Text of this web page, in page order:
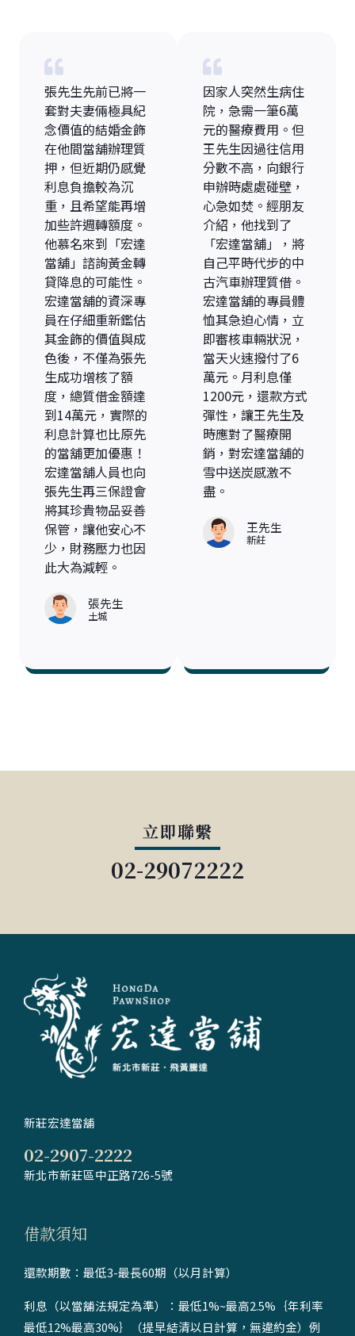
張先生先前已將一
套對夫妻倆極具紀
念價值的結婚金飾
在他間當舖辦理質
押，但近期仍感覺
利息負擔較為沉
重，且希望能再增
加些許週轉額度。
他慕名來到「宏達
當舖」諮詢黃金轉
貸降息的可能性。
宏達當舖的資深專
員在仔細重新鑑估
其金飾的價值與成
色後，不僅為張先
生成功增核了額
度，總質借金額達
到14萬元，實際的
利息計算也比原先
的當舖更加優惠！
宏達當舖人員也向
張先生再三保證會
將其珍貴物品妥善
保管，讓他安心不
少，財務壓力也因
此大為減輕。
張先生
土城
因家人突然生病住
院，急需一筆6萬
元的醫療費用。但
王先生因過往信用
分數不高，向銀行
申辦時處處碰壁，
心急如焚。經朋友
介紹，他找到了
「宏達當舖」，將
自己平時代步的中
古汽車辦理質借。
宏達當舖的專員體
恤其急迫心情，立
即審核車輛狀況，
當天火速撥付了6
萬元。月利息僅
1200元，還款方式
彈性，讓王先生及
時應對了醫療開
銷，對宏達當舖的
雪中送炭感激不
盡。
王先生
新莊
立即聯繫
02-29072222
新莊宏達當舖
02-2907-2222
新北市新莊區中正路726-5號
借款須知
還款期數：最低3-最長60期（以月計算）
利息（以當舖法規定為準）：最低1%~最高2.5%｛年利率
最低12%最高30%｝（提早結清以日計算，無違約金）例